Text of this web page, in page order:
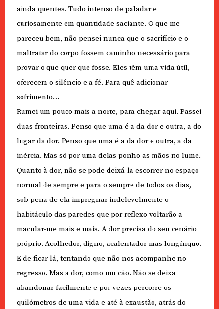
ainda quentes. Tudo intenso de paladar e
curiosamente em quantidade saciante. O que me
pareceu bem, não pensei nunca que o sacrifício e o
maltratar do corpo fossem caminho necessário para
provar o que quer que fosse. Eles têm uma vida útil,
oferecem o silêncio e a fé. Para quê adicionar
sofrimento…
Rumei um pouco mais a norte, para chegar aqui. Passei
duas fronteiras. Penso que uma é a da dor e outra, a do
lugar da dor. Penso que uma é a da dor e outra, a da
inércia. Mas só por uma delas ponho as mãos no lume.
Quanto à dor, não se pode deixá-la escorrer no espaço
normal de sempre e para o sempre de todos os dias,
sob pena de ela impregnar indelevelmente o
habitáculo das paredes que por reflexo voltarão a
macular-me mais e mais. A dor precisa do seu cenário
próprio. Acolhedor, digno, acalentador mas longínquo.
E de ficar lá, tentando que não nos acompanhe no
regresso. Mas a dor, como um cão. Não se deixa
abandonar facilmente e por vezes percorre os
quilómetros de uma vida e até à exaustão, atrás do